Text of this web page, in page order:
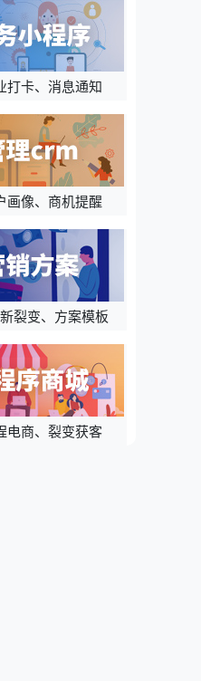
打卡、消息通知
画像、商机提醒
裂变、方案模板
电商、裂变获客